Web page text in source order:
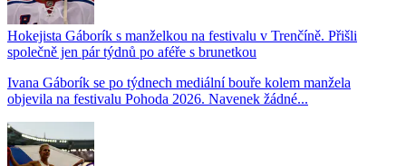
Hokejista Gáborík s manželkou na festivalu v Trenčíně. Přišli
společně jen pár týdnů po aféře s brunetkou
Ivana Gáborík se po týdnech mediální bouře kolem manžela
objevila na festivalu Pohoda 2026. Navenek žádné...